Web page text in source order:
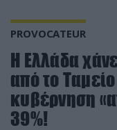
PROVOCATEUR
Η Ελλάδα
από το
κυβέρνηση
39%!